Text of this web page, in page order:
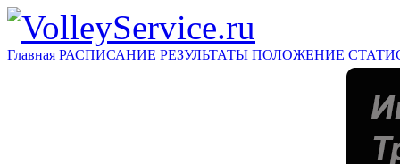
Главная РАСПИСАНИЕ РЕЗУЛЬТАТЫ ПОЛОЖЕНИЕ